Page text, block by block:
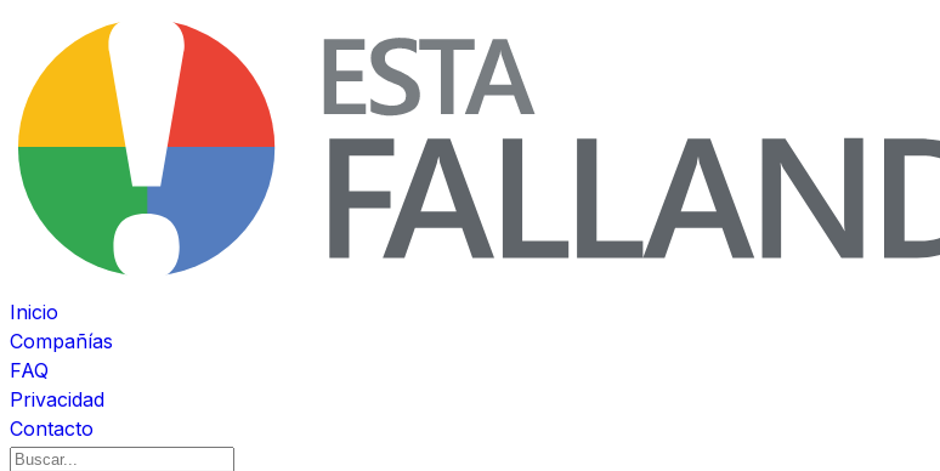
Inicio
Compañías
FAQ
Privacidad
Contacto